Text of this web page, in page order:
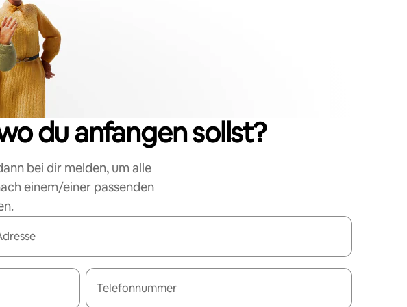
du anfangen sollst?
bei dir melden, um alle
einem/einer passenden
Telefonnummer